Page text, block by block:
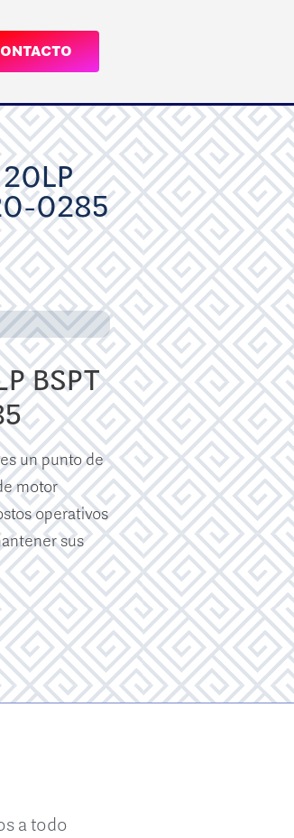
0285
BSPT
un punto de
motor
operativos
sus
a todo